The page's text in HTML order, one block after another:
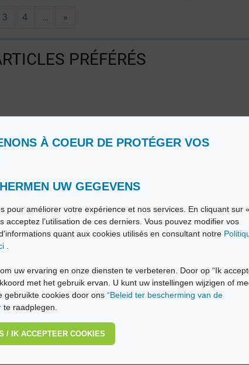
À COEUR DE PROTÉGER VOS
UW GEGEVENS
pour améliorer votre expérience et nos services. En cliquant sur «
acceptez l’utilisation de ces derniers. Vous pouvez modifier vos
quant aux cookies utilisés en consultant notre
.
uw ervaring en onze diensten te verbeteren. Door op “Ik
met het gebruik ervan. U kunt uw instellingen wijzigen of
gebruikte cookies door ons“Beleid ter bescherming van de
te raadplegen.
/ IK ACCEPTEER COOKIES
3 4 … »
PRÉFÉRÉS
© Vivio sa, 2014-2026 - Tous droits
Dernière